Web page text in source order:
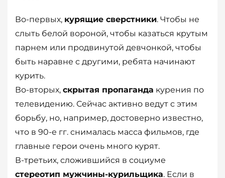
Во-первых, курящие сверстники. Чтобы не
слыть белой вороной, чтобы казаться крутым
парнем или продвинутой девчонкой, чтобы
быть наравне с другими, ребята начинают
курить.
Во-вторых, скрытая пропаганда курения по
телевидению. Сейчас активно ведут с этим
борьбу, но, например, достоверно известно,
что в 90-е гг. снималась масса фильмов, где
главные герои очень много курят.
В-третьих, сложившийся в социуме
стереотип мужчины-курильщика. Если в